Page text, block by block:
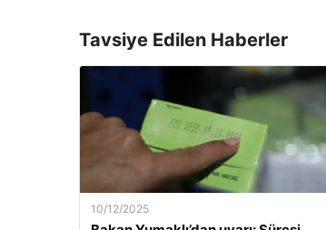
Tavsiye Edilen Haberler
10/12/2025